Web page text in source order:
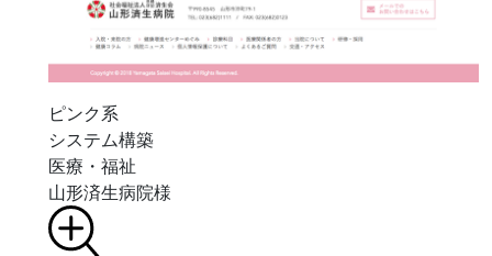
ピンク系
システム構築
医療・福祉
山形済生病院様